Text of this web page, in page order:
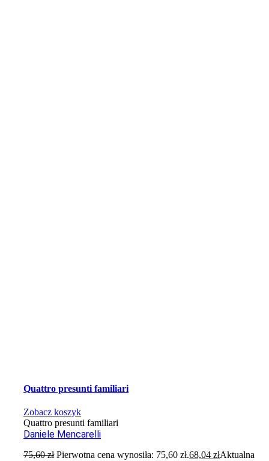
Quattro presunti familiari
Zobacz koszyk
Quattro presunti familiari
Daniele Mencarelli
75,60zł Pierwotna cena wynosiła: 75,60 zł.68,04złAktualna